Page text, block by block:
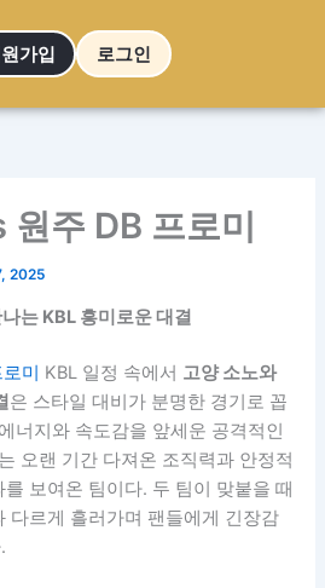
가입 로그인
원주 DB 프로미
2025
는 KBL 흥미로운 대결
미 KBL 일정 속에서 고양 소노와
은 스타일 대비가 분명한 경기로 꼽
너지와 속도감을 앞세운 공격적인
오랜 기간 다져온 조직력과 안정적
보여온 팀이다. 두 팀이 맞붙을 때
다르게 흘러가며 팬들에게 긴장감